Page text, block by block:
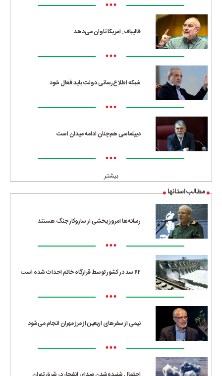
•••
قالیباف: آمریکا تاوان می‌دهد
•••
شبکه اطلاع‌رسانی دولت باید فعال شود
•••
دیپلماسی هم‌چنان ادامه میدان است
•••
بیشتر
مطالب استانها
رسانه‌ها امروز بخشی از سازوکار جنگ هستند
•••
۶۲ سد در کشور توسط قرارگاه خاتم احداث شده است
•••
نیمی از سفرهای اربعین از مرز مهران انجام می‌شود
•••